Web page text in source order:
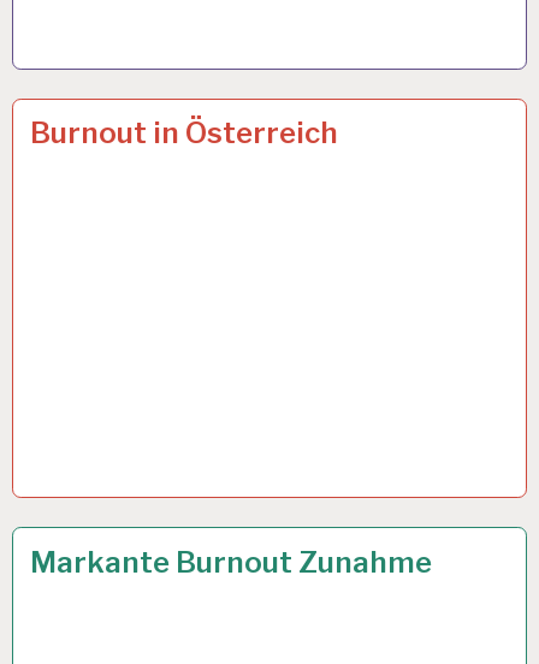
12-
STUNDEN-
Burnout in Österreich
14 APR. 2024
12-
STUNDEN-
Markante Burnout Zunahme
13 MÄRZ 2024